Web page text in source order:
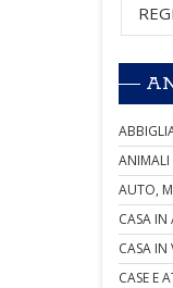
ANIMALI
AUTO,
CASA IN
CASA IN
CASE E